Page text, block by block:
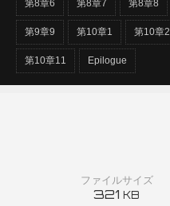
第8章6 第8章7 第8章8
第9章9 第10章1 第10章2
第10章11 Epilogue
ファイルサイズ
321 KB